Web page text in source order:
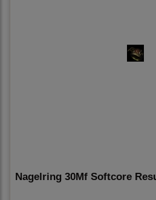
Nagelring 30Mf Softcore